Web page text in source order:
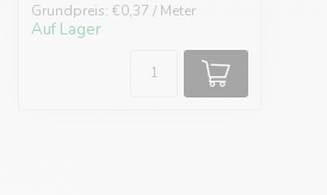
Grundpreis: €0,37 / Meter
Auf Lager